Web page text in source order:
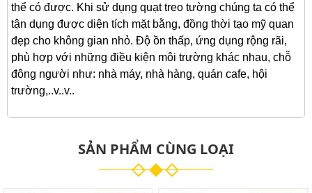
thể có được. Khi sử dụng quạt treo tường chúng ta có thể
tận dụng được diện tích mặt bằng, đồng thời tạo mỹ quan
đẹp cho không gian nhỏ. Độ ồn thấp, ứng dụng rộng rãi,
phù hợp với những điều kiện môi trường khác nhau, chỗ
đông người như: nhà máy, nhà hàng, quán cafe, hội
trường,..v..v..
SẢN PHẨM CÙNG LOẠI